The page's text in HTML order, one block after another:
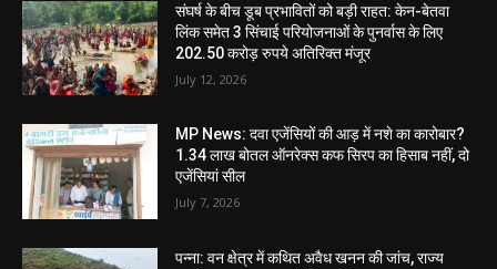
संघर्ष के बीच डूब प्रभावितों को बड़ी राहत: केन-बेतवा
लिंक समेत 3 सिंचाई परियोजनाओं के पुनर्वास के लिए
202.50 करोड़ रुपये अतिरिक्त मंजूर
July 12, 2026
MP News: दवा एजेंसियों की आड़ में नशे का कारोबार?
1.34 लाख बोतल ऑनरेक्स कफ सिरप का हिसाब नहीं, दो
एजेंसियां सील
July 7, 2026
पन्ना: वन क्षेत्र में कथित अवैध खनन की जांच, राज्य